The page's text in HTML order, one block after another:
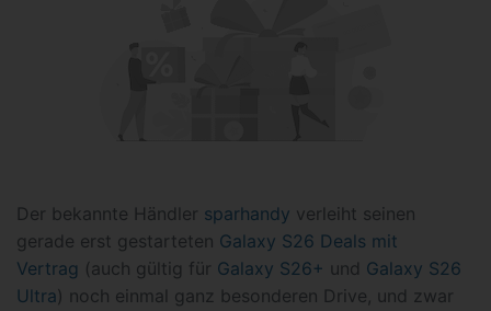
Der bekannte Händler sparhandy verleiht seinen
gerade erst gestarteten Galaxy S26 Deals mit
Vertrag (auch gültig für Galaxy S26+ und Galaxy S26
Ultra) noch einmal ganz besonderen Drive, und zwar